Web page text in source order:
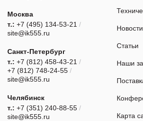
Москва
т.: +7 (495) 134-53-21 /
site@ik555.ru
Санкт-Петербург
т.: +7 (812) 458-43-21 /
+7 (812) 748-24-55 /
site@ik555.ru
Челябинск
т.: +7 (351) 240-88-55 /
site@ik555.ru
Новости
Статьи
Наши
Карта